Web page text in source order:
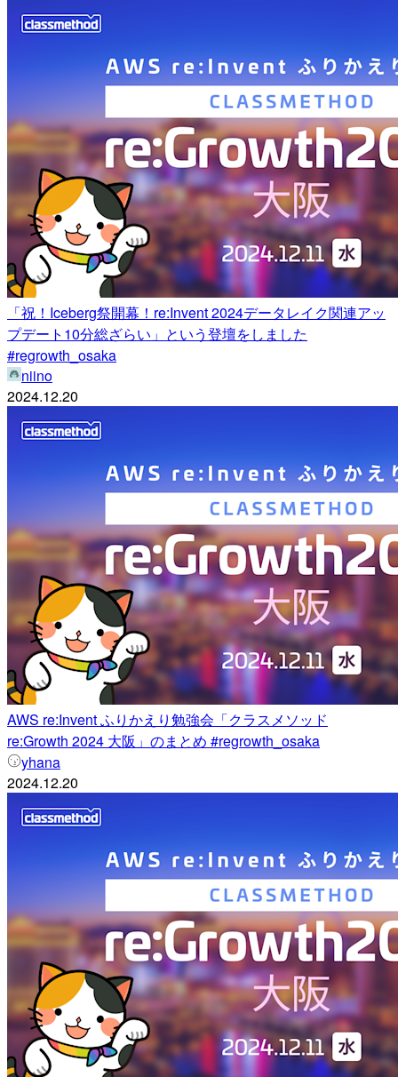
「祝！Iceberg祭開幕！re:Invent 2024データレイク関連アッ
プデート10分総ざらい」という登壇をしました
#regrowth_osaka
niino
2024.12.20
AWS re:Invent ふりかえり勉強会「クラスメソッド
re:Growth 2024 大阪」のまとめ #regrowth_osaka
yhana
2024.12.20